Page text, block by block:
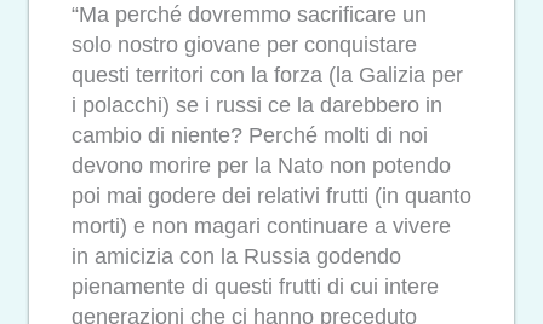
“Ma perché dovremmo sacrificare un
solo nostro giovane per conquistare
questi territori con la forza (la Galizia per
i polacchi) se i russi ce la darebbero in
cambio di niente? Perché molti di noi
devono morire per la Nato non potendo
poi mai godere dei relativi frutti (in quanto
morti) e non magari continuare a vivere
in amicizia con la Russia godendo
pienamente di questi frutti di cui intere
generazioni che ci hanno preceduto